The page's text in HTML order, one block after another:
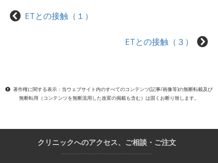
ETとの接触（１）
ETとの接触（３）
著作権に関する表示：当ウェブサイト内のすべてのコンテンツ(記事/画像等)の無断転載及び
無断転用（コンテンツを無断流用した改変の掲載も含む）は固くお断り致します。
クリニックへのアクセス、ご相談・ご注文